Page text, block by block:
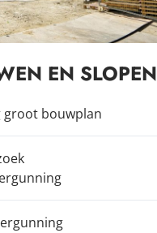
EN SLOPEN
groot bouwplan